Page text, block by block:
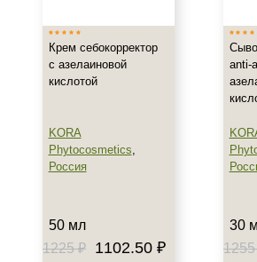
Любой возраст (от 18 лет)
После 20
После 25
Восстановление
Матирование
Показать еще
Назначение против
Крем себокорректор
с азелаиновой
кислотой
KORA
Phytocosmetics,
Россия
50 мл
1225 ₽
1102.50 ₽
anti-
30